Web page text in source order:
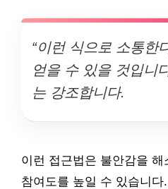
“이런 식으로 소통한
얻을 수 있을 것입니
는 강조합니다.
이런 접근법은 불안감을
참여도를 높일 수 있습니